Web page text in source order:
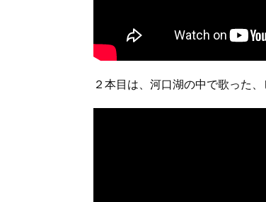
２本目は、河口湖の中で歌った、